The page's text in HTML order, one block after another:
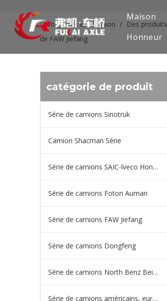
Maison
Honneur
Vous êtes ici: Maison / Des produits
de FAW Jiefang
catégorie de produit
Série de camions Sinotruk
Camion Shacman Série
Série de camions SAIC-lveco Hongyan
Série de camions Foton Auman
Série de camions FAW Jiefang
Série de camions Dongfeng
Série de camions North Benz Beiben
Série de camions américains, européens et japonais